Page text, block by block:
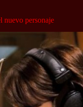
nuevo personaje